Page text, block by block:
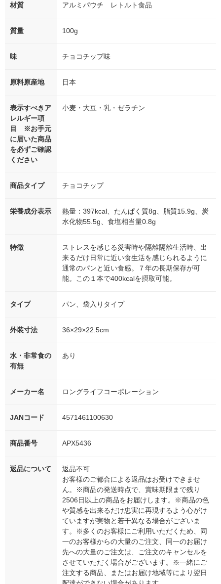
材質 アルミパウチ レトルト食品
質量 100g
味 チョコチップ味
原料原産地 日本
表示すべきア
レルギー項
目 ※お手元
に届いた商品
を必ずご確認
ください
小麦・大豆・乳・ゼラチン
商品タイプ チョコチップ
栄養成分表示
熱量：397kcal、たんぱく質8g、脂質15.9g、炭
水化物55.5g、食塩相当量0.8g
特徴
ストレスを感じる災害時や隔離隔離生活時、出
来るだけ日常に近い食生活を感じられるように
通常のパンと近い食感。７年の長期保存が可
能。この１本で400kcalを摂取可能。
タイプ パン、袋入りタイプ
外装寸法 36×29×22.5cm
水・非常食の
有無
あり
メーカー名 ロングライフコーポレーション
JANコード 4571461100630
商品番号 APX5436
返品について
返品不可
お客様のご都合による返品はお受けできませ
ん。※商品の発送時点で、賞味期限まで残り
2506日以上の商品をお届けします。※商品の色
や質感を出来るだけ忠実に再現するよう心がけ
ていますが実物と若干異なる場合がございま
す。※多くのお客様にご利用いただくため、同
一のお客様からの大量のご注文、同一のお届け
先への大量のご注文は、ご注文のキャンセルを
させていただく場合がございます。※一緒にご
注文する商品、またはお届け地域等により翌日